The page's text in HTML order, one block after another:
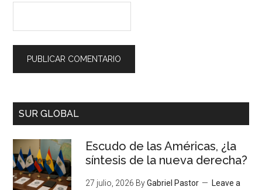
SUR GLOBAL
Escudo de las Américas, ¿la
síntesis de la nueva derecha?
27 julio, 2026 ByGabriel Pastor
Leave a